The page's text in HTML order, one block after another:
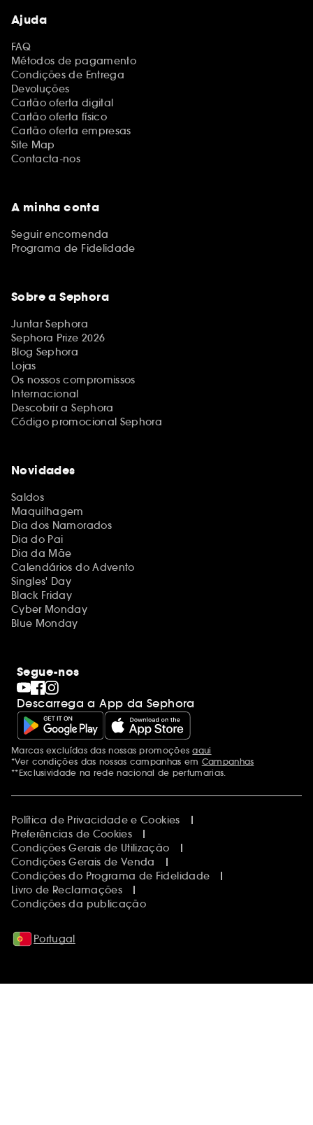
Ajuda
FAQ
Métodos de pagamento
Condições de Entrega
Devoluções
Cartão oferta digital
Cartão oferta físico
Cartão oferta empresas
Site Map
Contacta-nos
A minha conta
Seguir encomenda
Programa de Fidelidade
Sobre a Sephora
Juntar Sephora
Sephora Prize 2026
Blog Sephora
Lojas
Os nossos compromissos
Internacional
Descobrir a Sephora
Código promocional Sephora
Novidades
Saldos
Maquilhagem
Dia dos Namorados
Dia do Pai
Dia da Mãe
Calendários do Advento
Singles' Day
Black Friday
Cyber Monday
Blue Monday
Segue-nos
Descarrega a App da Sephora
Menções adicionais
Marcas excluídas das nossas promoçõesaqui
*Ver condições das nossas campanhas em Campanhas
**Exclusividade na rede nacional de perfumarias.
Política de Privacidade e Cookies
Preferências de Cookies
Condições Gerais de Utilização
Condições Gerais de Venda
Condições do Programa de Fidelidade
Livro de Reclamações
Condições da publicação
Portugal